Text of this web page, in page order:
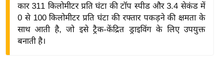
द्योकार 311 किलोमीटर प्रति घंटा की टॉप स्पीड और 3.4 सेकंड में
0 से 100 किलोमीटर प्रति घंटा की रफ्तार पकड़ने की क्षमता के
साथ आती है, जो इसे ट्रैक-केंद्रित ड्राइविंग के लिए उपयुक्त
बनाती है।